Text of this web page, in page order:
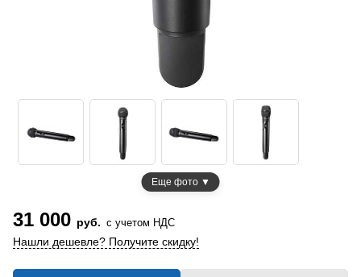
Еще фото ▼
31 000 руб. с учетом НДС
Нашли дешевле? Получите скидку!